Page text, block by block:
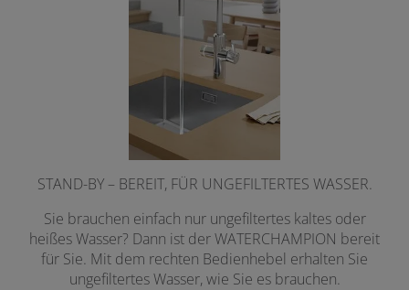
STAND-BY – BEREIT, FÜR UNGEFILTERTES WASSER.
Sie brauchen einfach nur ungefiltertes kaltes oder
heißes Wasser? Dann ist der WATERCHAMPION bereit
für Sie. Mit dem rechten Bedienhebel erhalten Sie
ungefiltertes Wasser, wie Sie es brauchen.